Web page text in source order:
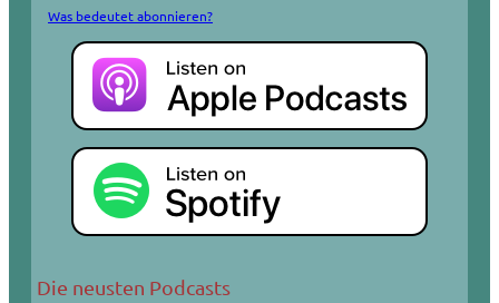
Was bedeutet abonnieren?
Die neusten Podcasts